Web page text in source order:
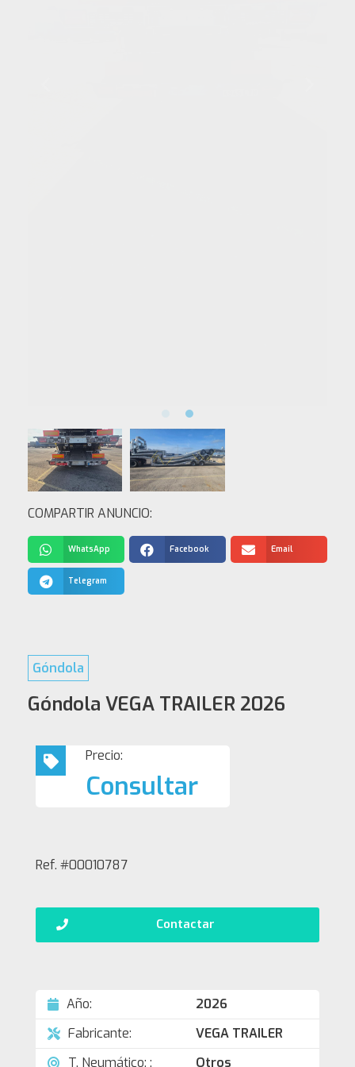
COMPARTIR ANUNCIO:
WhatsApp Facebook Email
Telegram
Góndola
Góndola VEGA TRAILER 2026
Precio:
Consultar
Ref. #00010787
Contactar
Año:
2026
Fabricante:
VEGA TRAILER
T. Neumático: :
Otros